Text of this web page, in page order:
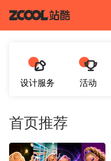
设计服务 活动
首页推荐